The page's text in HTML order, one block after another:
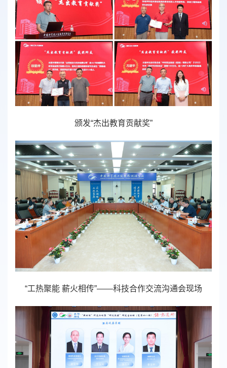
颁发“杰出教育贡献奖”
“工热聚能 薪火相传”——科技合作交流沟通会现场